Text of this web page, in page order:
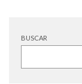
BUSCAR